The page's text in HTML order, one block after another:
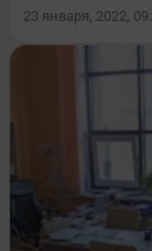
23 января, 2022,